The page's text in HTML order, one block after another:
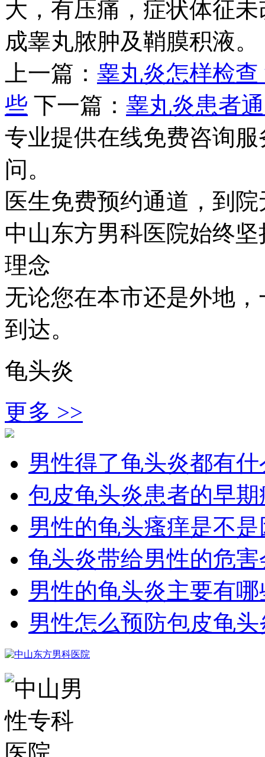
大，有压痛，症状体征
成睾丸脓肿及鞘膜积液。
上一篇： 睾丸炎怎样检
些 下一篇： 睾丸炎患者
专业提供在线免费咨询
问。
医生免费预约通道，到
中山东方男科医院始终
理念
无论您在本市还是外地
到达。
龟头炎
更多 >>
男性得了龟头炎都有
包皮龟头炎患者的早
男性的龟头瘙痒是不
龟头炎带给男性的危
男性的龟头炎主要有
男性怎么预防包皮龟